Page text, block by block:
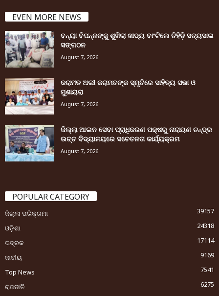
EVEN MORE NEWS
ବନ୍ୟା ବିପନ୍ନଙ୍କୁ ଶୁଖିଲା ଖାଦ୍ୟ ବାଂଟିଲେ ତିହିଡି଼ ସତ୍ୟସାଇ
ସଙ୍ଗଠନ
August 7, 2026
କରାମତ ଅଲୀ କରାମତଙ୍କ ସ୍ମୃତିରେ ସାହିତ୍ୟ ସଭା ଓ
ମୁଶାୟରା
August 7, 2026
ଜିଲ୍ଲା ଆଇନ ସେବା ପ୍ରାଧିକରଣ ପକ୍ଷରୁ ନାରାୟଣ ଚନ୍ଦ୍ର
ଉଚ୍ଚ ବିଦ୍ୟାଳୟରେ ସଚେତନତା କାର୍ଯ୍ୟକ୍ରମ
August 7, 2026
POPULAR CATEGORY
ଜିଲ୍ଲା ପରିକ୍ରମା
39157
ଓଡ଼ିଶା
24318
ଭଦ୍ରକ
17114
ଜାତୀୟ
9169
Top News
7541
ରାଜନୀତି
6275